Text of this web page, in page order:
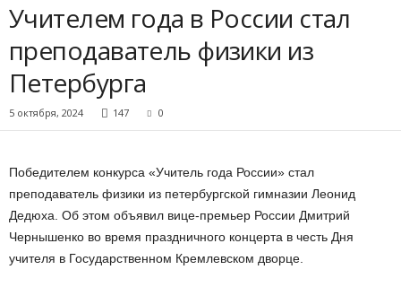
Учителем года в России стал
преподаватель физики из
Петербурга
5 октября, 2024 147 0
Победителем конкурса «Учитель года России» стал
преподаватель физики из петербургской гимназии Леонид
Дедюха. Об этом объявил вице-премьер России Дмитрий
Чернышенко во время праздничного концерта в честь Дня
учителя в Государственном Кремлевском дворце.